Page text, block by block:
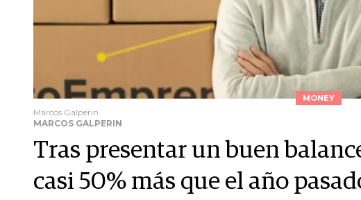
MONEY
Marcos Galperin
MARCOS GALPERIN
Tras presentar un buen
casi 50% más que el año